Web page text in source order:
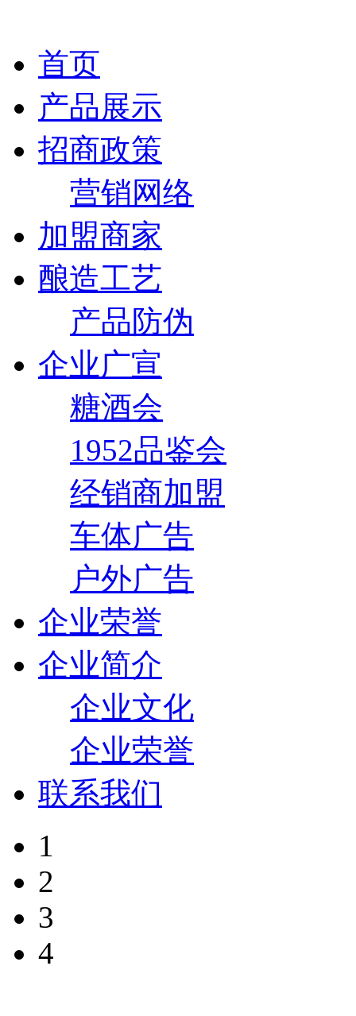
首页
产品展示
招商政策
营销网络
加盟商家
酿造工艺
产品防伪
企业广宣
糖酒会
1952品鉴会
经销商加盟
车体广告
户外广告
企业荣誉
企业简介
企业文化
企业荣誉
联系我们
1
2
3
4